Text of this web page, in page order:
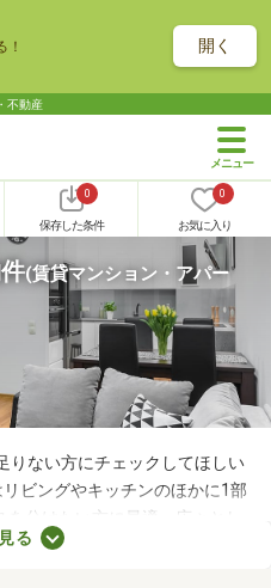
！ 開く
不動産
0
保存した条件
0
お気に入り
(賃貸マンション・アパー
りない方にチェックしてほしい
ビングやキッチンのほかに1部
分けたい方に最適。広々とし
くつろげる理想のお部屋に住
る